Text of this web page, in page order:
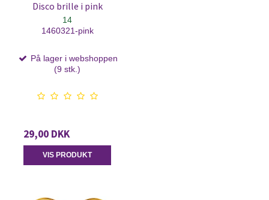
Disco brille i pink
14
1460321-pink
På lager i webshoppen
(9 stk.)
29,00 DKK
VIS PRODUKT